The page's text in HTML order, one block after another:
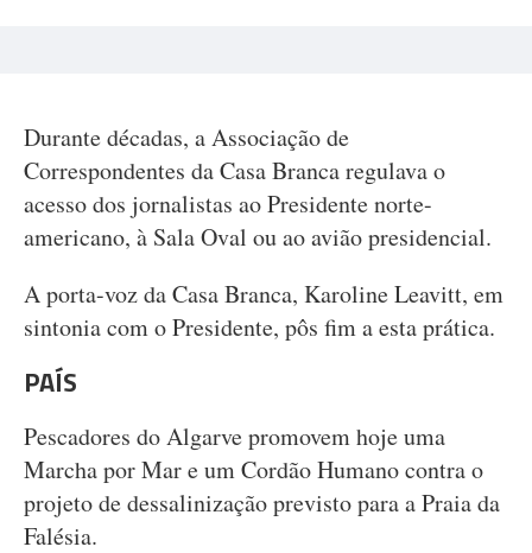
Durante décadas, a Associação de
Correspondentes da Casa Branca regulava o
acesso dos jornalistas ao Presidente norte-
americano, à Sala Oval ou ao avião presidencial.
A porta-voz da Casa Branca, Karoline Leavitt, em
sintonia com o Presidente, pôs fim a esta prática.
PAÍS
Pescadores do Algarve promovem hoje uma
Marcha por Mar e um Cordão Humano contra o
projeto de dessalinização previsto para a Praia da
Falésia.